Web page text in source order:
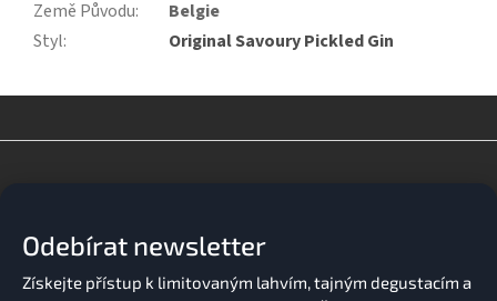
Země Původu:
Belgie
Styl: Original Savoury Pickled Gin
Odebírat newsletter